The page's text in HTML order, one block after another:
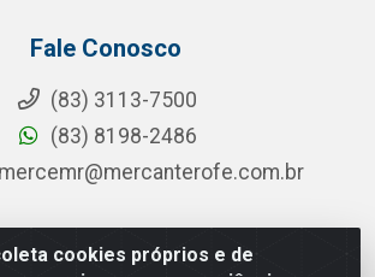
cookies próprios e de
Fale Conosco
(83) 3113-7500
(83) 8198-2486
- Rua Hortêncio Ribeiro de Luna, 3777 -